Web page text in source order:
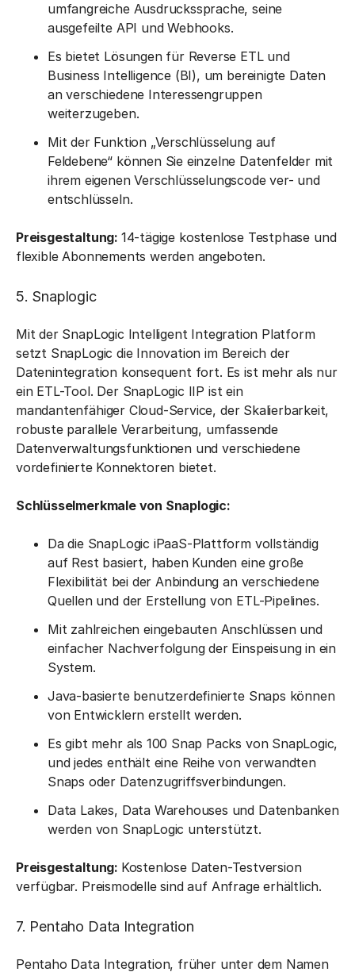
umfangreiche Ausdruckssprache, seine
ausgefeilte API und Webhooks.
Es bietet Lösungen für Reverse ETL und
Business Intelligence (BI), um bereinigte Daten
an verschiedene Interessengruppen
weiterzugeben.
Mit der Funktion „Verschlüsselung auf
Feldebene“ können Sie einzelne Datenfelder mit
ihrem eigenen Verschlüsselungscode ver- und
entschlüsseln.
Preisgestaltung: 14-tägige kostenlose Testphase und
flexible Abonnements werden angeboten.
5. Snaplogic
Mit der SnapLogic Intelligent Integration Platform
setzt SnapLogic die Innovation im Bereich der
Datenintegration konsequent fort. Es ist mehr als nur
ein ETL-Tool. Der SnapLogic IIP ist ein
mandantenfähiger Cloud-Service, der Skalierbarkeit,
robuste parallele Verarbeitung, umfassende
Datenverwaltungsfunktionen und verschiedene
vordefinierte Konnektoren bietet.
Schlüsselmerkmale von Snaplogic:
Da die SnapLogic iPaaS-Plattform vollständig
auf Rest basiert, haben Kunden eine große
Flexibilität bei der Anbindung an verschiedene
Quellen und der Erstellung von ETL-Pipelines.
Mit zahlreichen eingebauten Anschlüssen und
einfacher Nachverfolgung der Einspeisung in ein
System.
Java-basierte benutzerdefinierte Snaps können
von Entwicklern erstellt werden.
Es gibt mehr als 100 Snap Packs von SnapLogic,
und jedes enthält eine Reihe von verwandten
Snaps oder Datenzugriffsverbindungen.
Data Lakes, Data Warehouses und Datenbanken
werden von SnapLogic unterstützt.
Preisgestaltung: Kostenlose Daten-Testversion
verfügbar. Preismodelle sind auf Anfrage erhältlich.
7. Pentaho Data Integration
Pentaho Data Integration, früher unter dem Namen